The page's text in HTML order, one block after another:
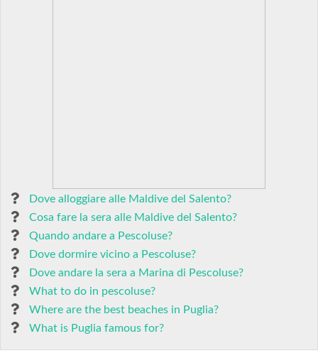
Dove alloggiare alle Maldive del Salento?
Cosa fare la sera alle Maldive del Salento?
Quando andare a Pescoluse?
Dove dormire vicino a Pescoluse?
Dove andare la sera a Marina di Pescoluse?
What to do in pescoluse?
Where are the best beaches in Puglia?
What is Puglia famous for?